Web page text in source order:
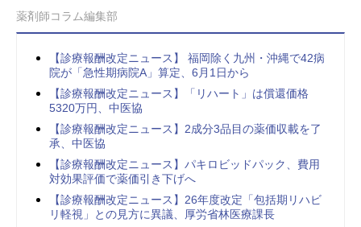
薬剤師コラム編集部
【診療報酬改定ニュース】 福岡除く九州・沖縄で42病
院が「急性期病院A」算定、6月1日から
【診療報酬改定ニュース】「リハート」は償還価格
5320万円、中医協
【診療報酬改定ニュース】2成分3品目の薬価収載を了
承、中医協
【診療報酬改定ニュース】パキロビッドパック、費用
対効果評価で薬価引き下げへ
【診療報酬改定ニュース】26年度改定「包括期リハビ
リ軽視」との見方に異議、厚労省林医療課長